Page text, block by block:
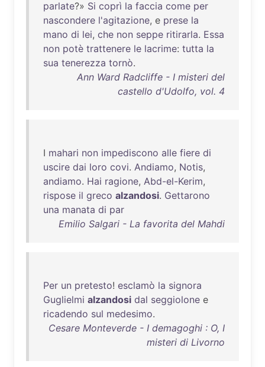
parlate?» Si coprì la faccia come per
nascondere l'agitazione, e prese la
mano di lei, che non seppe ritirarla. Essa
non potè trattenere le lacrime: tutta la
sua tenerezza tornò.
Ann Ward Radcliffe - I misteri del
castello d'Udolfo, vol. 4
I mahari non impediscono alle fiere di
uscire dai loro covi. Andiamo, Notis,
andiamo. Hai ragione, Abd-el-Kerim,
rispose il greco alzandosi. Gettarono
una manata di par
Emilio Salgari - La favorita del Mahdi
Per un pretesto! esclamò la signora
Guglielmi alzandosi dal seggiolone e
ricadendo sul medesimo.
Cesare Monteverde - I demagoghi : O, I
misteri di Livorno